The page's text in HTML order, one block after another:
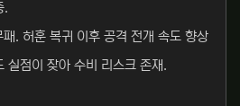
.
. 허훈 복귀 이후 공격 전개 속도 향상
실점이 잦아 수비 리스크 존재.